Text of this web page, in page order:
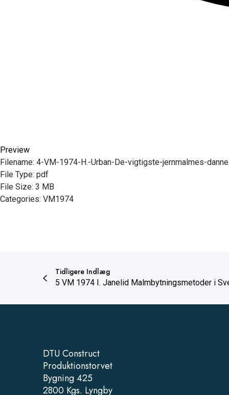
Preview
Filename: 4-VM-1974-H.-Urban-De-vigtigste-jernmalmes-
File Type: pdf
File Size: 3 MB
Categories: VM1974
Tidligere Indlæg
5 VM 1974 I. Janelid Malmbytningsmetoder i
DTU Construct
Produktionstorvet
Bygning 425
2800 Kgs. Lyngby